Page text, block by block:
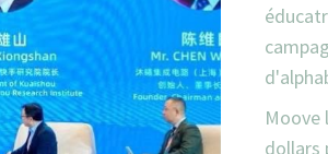
Moove
dollars